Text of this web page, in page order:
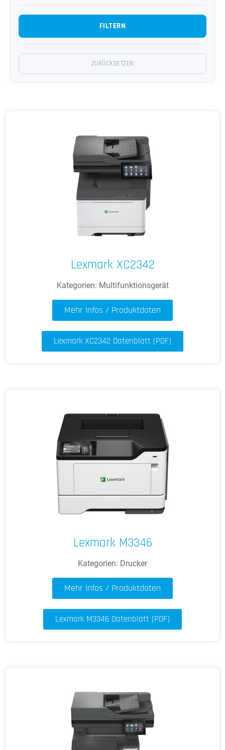
Lexmark XC2342
Kategorien: Multifunktionsgerät
Mehr Infos / Produktdaten
Lexmark XC2342 Datenblatt (PDF)
Lexmark M3346
Kategorien: Drucker
Mehr Infos / Produktdaten
Lexmark M3346 Datenblatt (PDF)